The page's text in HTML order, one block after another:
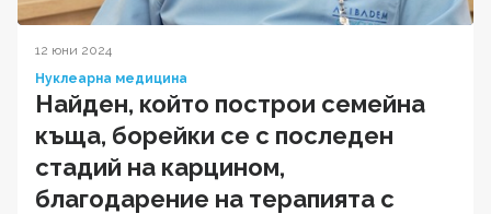
12 юни 2024
Нуклеарна медицина
Найден, който построи семейна
къща, борейки се с последен
стадий на карцином,
благодарение на терапията с